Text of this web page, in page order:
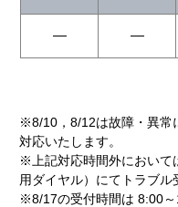
― ―
※8/10，8/12は故障・異常
対応いたします。
※上記対応時間外において
用ダイヤル）にてトラブル
※8/17の受付時間は 8:00